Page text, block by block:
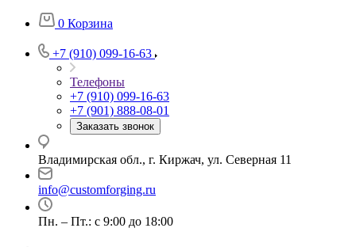
0 Корзина
+7 (910) 099-16-63
Телефоны
+7 (910) 099-16-63
+7 (901) 888-08-01
Заказать звонок
Владимирская обл., г. Киржач, ул. Северная 11
info@customforging.ru
Пн. – Пт.: с 9:00 до 18:00